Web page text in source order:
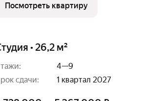
Посмотреть квартиру
• 26,2 м²
4—9
сдачи:
1 квартал 2027